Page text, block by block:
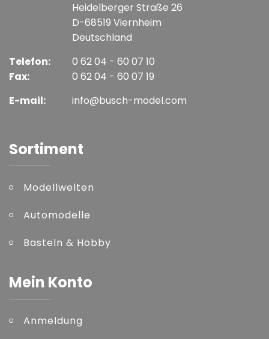
Heidelberger Straße 26
D-68519 Viernheim
Deutschland
Telefon:
Fax:
0 62 04 - 60 07 10
0 62 04 - 60 07 19
E-mail:
info@busch-model.com
Sortiment
Modellwelten
Automodelle
Basteln & Hobby
Mein Konto
Anmeldung